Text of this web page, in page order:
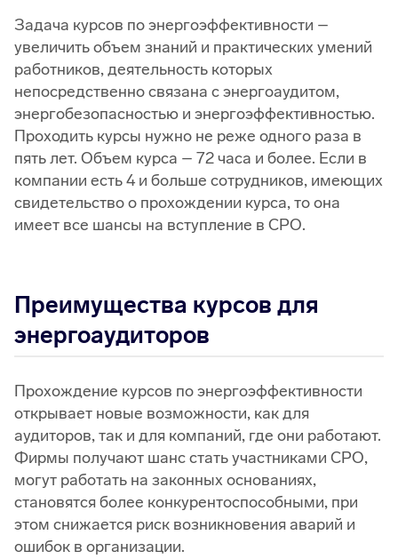
Задача курсов по энергоэффективности –
увеличить объем знаний и практических умений
работников, деятельность которых
непосредственно связана с энергоаудитом,
энергобезопасностью и энергоэффективностью.
Проходить курсы нужно не реже одного раза в
пять лет. Объем курса – 72 часа и более. Если в
компании есть 4 и больше сотрудников, имеющих
свидетельство о прохождении курса, то она
имеет все шансы на вступление в СРО.
Преимущества курсов для
энергоаудиторов
Прохождение курсов по энергоэффективности
открывает новые возможности, как для
аудиторов, так и для компаний, где они работают.
Фирмы получают шанс стать участниками СРО,
могут работать на законных основаниях,
становятся более конкурентоспособными, при
этом снижается риск возникновения аварий и
ошибок в организации.